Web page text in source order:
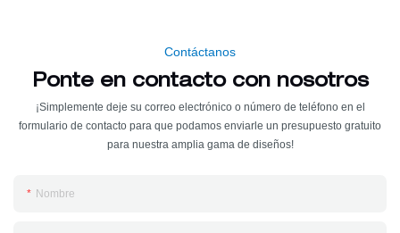
Contáctanos
Ponte en contacto con nosotros
¡Simplemente deje su correo electrónico o número de teléfono en el
formulario de contacto para que podamos enviarle un presupuesto gratuito
para nuestra amplia gama de diseños!
Nombre